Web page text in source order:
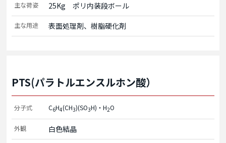
主な荷姿 25Kg　ポリ内装段ボール
主な用途 表面処理剤、樹脂硬化剤
PTS(パラトルエンスルホン酸）
分子式 C6H4(CH3)(SO3H)・H2O
外観 白色結晶